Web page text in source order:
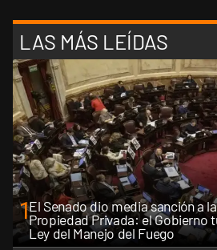
LAS MÁS LEÍDAS
1El Senado dio media sanción a
Propiedad Privada: el Gobierno
Ley del Manejo del Fuego